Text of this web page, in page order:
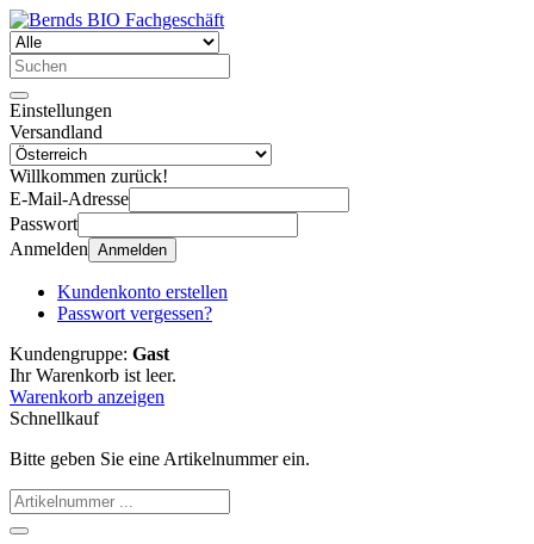
Einstellungen
Versandland
Willkommen zurück!
E-Mail-Adresse
Passwort
Anmelden Anmelden
Kundenkonto erstellen
Passwort vergessen?
Kundengruppe: Gast
Ihr Warenkorb ist leer.
Warenkorb anzeigen
Schnellkauf
Bitte geben Sie eine Artikelnummer ein.